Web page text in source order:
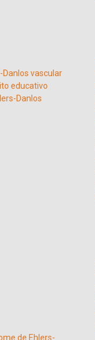
vascular
educativo
Danlos
de Ehlers-